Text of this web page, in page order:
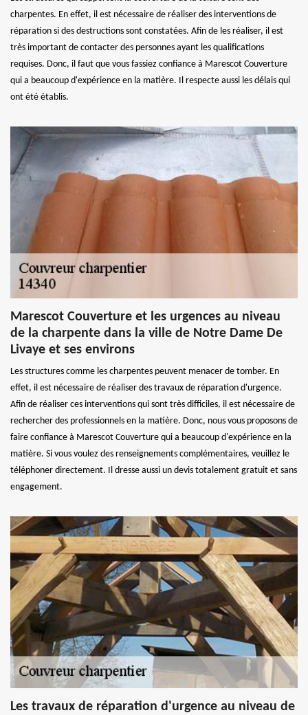
charpentes. En effet, il est nécessaire de réaliser des interventions de
réparation si des destructions sont constatées. Afin de les réaliser, il est
très important de contacter des personnes ayant les qualifications
requises. Donc, il faut que vous fassiez confiance à Marescot Couverture
qui a beaucoup d'expérience en la matière. Il respecte aussi les délais qui
ont été établis.
Marescot Couverture et les urgences au niveau
de la charpente dans la ville de Notre Dame De
Livaye et ses environs
Les structures comme les charpentes peuvent menacer de tomber. En
effet, il est nécessaire de réaliser des travaux de réparation d'urgence.
Afin de réaliser ces interventions qui sont très difficiles, il est nécessaire de
rechercher des professionnels en la matière. Donc, nous vous proposons de
faire confiance à Marescot Couverture qui a beaucoup d'expérience en la
matière. Si vous voulez des renseignements complémentaires, veuillez le
téléphoner directement. Il dresse aussi un devis totalement gratuit et sans
engagement.
Les travaux de réparation d'urgence au niveau de